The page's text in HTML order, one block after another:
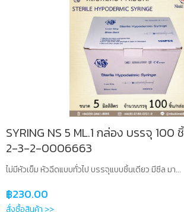
SYRING NS 5 ML.1 กล่อง บรรจุ 100
2-3-2-0006663
ไม่มีหัวเข็ม หัวฉีดแบบทั่วไป บรรจุแบบชิ้นเดียว มีซีล มา...
฿230.00
สั่งซื้อสินค้า >>